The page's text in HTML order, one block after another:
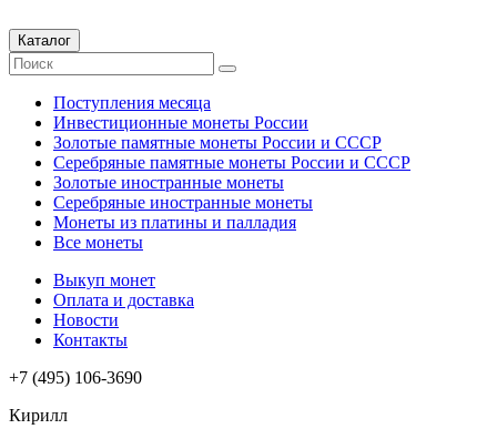
Каталог
Поступления месяца
Инвестиционные монеты России
Золотые памятные монеты России и СССР
Серебряные памятные монеты России и СССР
Золотые иностранные монеты
Серебряные иностранные монеты
Монеты из платины и палладия
Все монеты
Выкуп монет
Оплата и доставка
Новости
Контакты
+7 (495) 106-3690
Кирилл